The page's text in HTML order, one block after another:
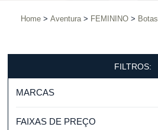
Home Aventura FEMININO Botas
FILTROS:
MARCAS
FAIXAS DE PREÇO